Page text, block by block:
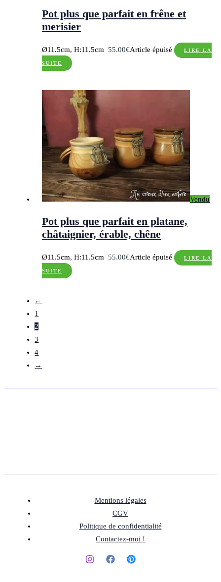
Pot plus que parfait en frêne et
merisier
Ø11.5cm, H:11.5cm 55.00€Article épuisé LIRE LA
SUITE
Vendu
Pot plus que parfait en platane,
châtaignier, érable, chêne
Ø11.5cm, H:11.5cm 55.00€Article épuisé LIRE LA
SUITE
←
1
2
3
4
→
Mentions légales
CGV
Politique de confidentialité
Contactez-moi !